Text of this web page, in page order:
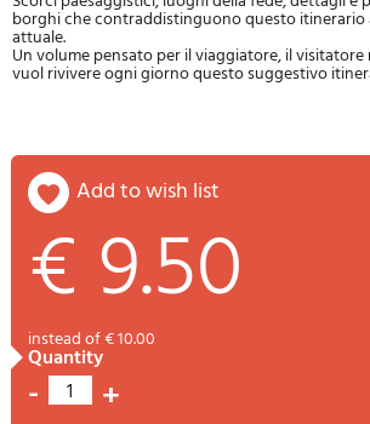
borghi che contraddistinguono questo itinerario
attuale.
Un volume pensato per il viaggiatore, il
vuol rivivere ogni giorno questo suggestivo
add to wish list
€ 9.50
instead of € 10.00
quantity
- 1 +